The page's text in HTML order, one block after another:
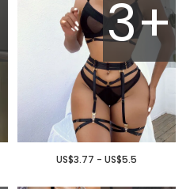
3+
US$3.77 - US$5.5